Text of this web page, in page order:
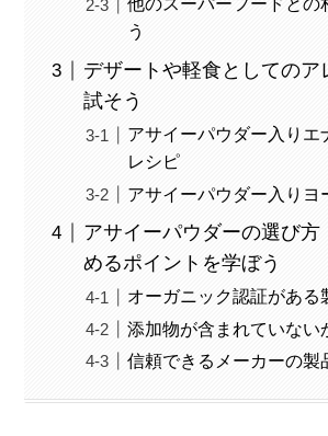
う
デザートや軽食としてのア
試そう
アサイーパウダー入りエ
レシピ
アサイーパウダー入りヨ
アサイーパウダーの選び方
めるポイントを学ぼう
オーガニック認証がある
添加物が含まれていない
信頼できるメーカーの製